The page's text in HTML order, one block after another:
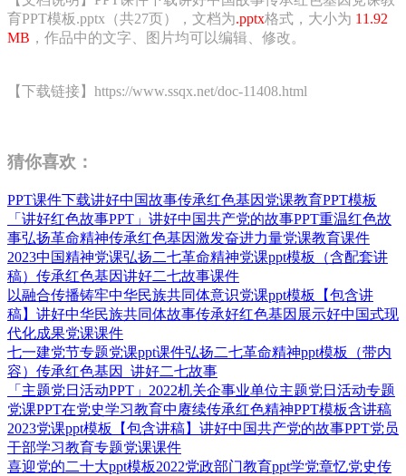
育PPT模板.pptx（共27页），文档为.pptx格式，大小为 11.92
MB ，作品中的文字、图片均可以编辑、修改。
【下载链接】https://www.ssqx.net/doc-11408.html
猜你喜欢：
PPT课件下载讲好中国故事传承红色基因党课教育PPT模板
「讲好红色故事PPT」讲好中国共产党的故事PPT重温红色故
事弘扬革命精神传承红色基因激发奋进力量党课教育课件
2023中国精神党课弘扬二七革命精神党课ppt模板（含配套讲
稿）传承红色基因讲好二七故事课件
以融合传播铸牢中华民族共同体意识党课ppt模板【包含讲
稿】讲好中华民族共同体故事传承好红色基因展示好中国式现
代化成果党课课件
七一建党节专题党课ppt课件弘扬二七革命精神ppt模板（带内
容）传承红色基因 讲好二七故事
「主题党日活动PPT」2022机关企事业单位主题党日活动专题
党课PPT在党史学习教育中赓续传承红色精神PPT模板含讲稿
2023党课ppt模板【包含讲稿】讲好中国共产党的故事PPT党员
干部学习教育专题党课课件
喜迎党的二十大ppt模板2022党政部门教育ppt学党章忆党史传